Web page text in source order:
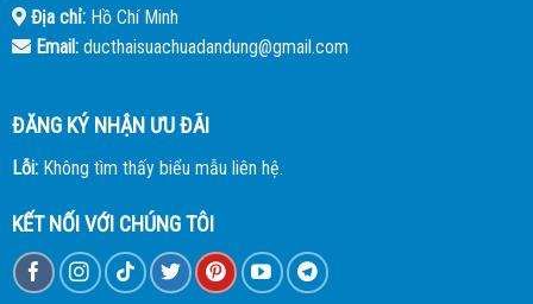
Địa chỉ:Hồ Chí Minh
Email:ducthaisuachuadandung@gmail.com
ĐĂNG KÝ NHẬN ƯU ĐÃI
Lỗi:Không tìm thấy biểu mẫu liên hệ.
KẾT NỐI VỚI CHÚNG TÔI